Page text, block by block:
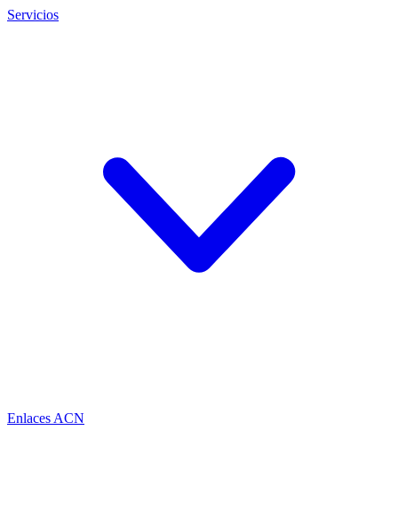
Servicios
Enlaces ACN